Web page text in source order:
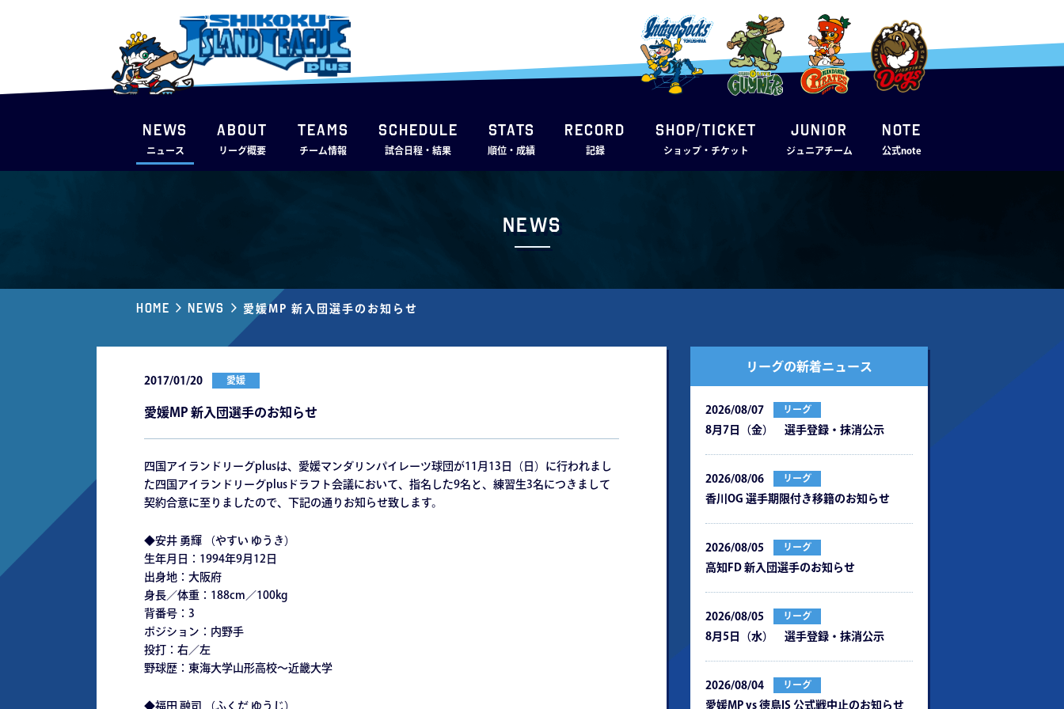
NEWS
ニュース
ABOUT
リーグ概要
TEAMS
チーム情報
SCHEDULE
試合日程・結果
STATS
順位・成績
RECORD
記録
SHOP/TICKET
ショップ・チケット
JUNIOR
ジュニアチーム
note
公式note
News
Home News 愛媛MP 新入団選手のお知らせ
2017/01/20 愛媛
愛媛MP 新入団選手のお知らせ
四国アイランドリーグplusは、愛媛マンダリンパイレーツ球団が11月13日（日）に行われまし
た四国アイランドリーグplusドラフト会議において、指名した9名と、練習生3名につきまして
契約合意に至りましたので、下記の通りお知らせ致します。
◆安井 勇輝 （やすい ゆうき）
生年月日：1994年9月12日
出身地：大阪府
身長／体重：188cm／100kg
背番号：3
ポジション：内野手
投打：右／左
野球歴：東海大学山形高校～近畿大学
◆福田 融司 （ふくだ ゆうじ）
リーグの新着ニュース
2026/08/07 リーグ
8月7日（金） 選手登録・抹消公示
2026/08/06 リーグ
⾹川OG 選⼿期限付き移籍のお知らせ
2026/08/05 リーグ
⾼知FD 新⼊団選⼿のお知らせ
2026/08/05 リーグ
8月5日（水） 選手登録・抹消公示
2026/08/04 リーグ
愛媛MP vs 徳島IS 公式戦中⽌のお知らせ